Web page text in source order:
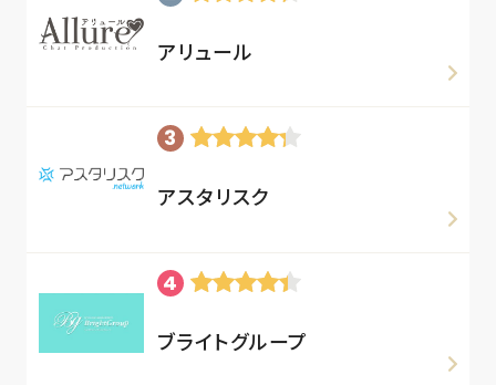
アリュール
アスタリスク
ブライトグループ